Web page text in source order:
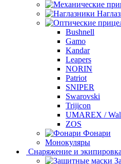
Bushnell
Gamo
Kandar
Leapers
NORIN
Patriot
SNIPER
Swarovski
Trijicon
UMAREX /
ZOS
Фонари
Монокуляры
Снаряжение и экипировка